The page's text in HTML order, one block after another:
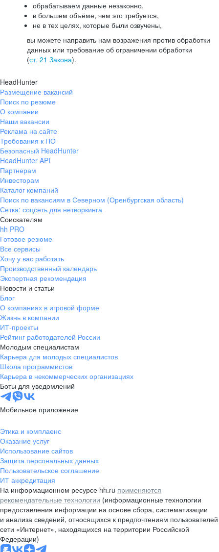
обрабатываем данные незаконно,
в большем объёме, чем это требуется,
не в тех целях, которые были озвучены,
вы можете направить нам возражения против обработки
данных или требование об ограничении обработки
(ст. 21 Закона).
HeadHunter
Размещение вакансий
Поиск по резюме
О компании
Наши вакансии
Реклама на сайте
Требования к ПО
Безопасный HeadHunter
HeadHunter API
Партнерам
Инвесторам
Каталог компаний
Поиск по вакансиям в Северном (Оренбургская область)
Сетка: соцсеть для нетворкинга
Соискателям
hh PRO
Готовое резюме
Все сервисы
Хочу у вас работать
Производственный календарь
Экспертная рекомендация
Новости и статьи
Блог
О компаниях в игровой форме
Жизнь в компании
ИТ-проекты
Рейтинг работодателей России
Молодым специалистам
Карьера для молодых специалистов
Школа программистов
Карьера в некоммерческих организациях
Боты для уведомлений
Мобильное приложение
Этика и комплаенс
Оказание услуг
Использование сайтов
Защита персональных данных
Пользовательское соглашение
ИТ аккредитация
На информационном ресурсе hh.ru применяются
рекомендательные технологии (информационные технологии
предоставления информации на основе сбора, систематизации
и анализа сведений, относящихся к предпочтениям пользователей
сети «Интернет», находящихся на территории Российской
Федерации)